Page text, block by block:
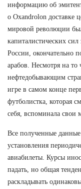
информацию об
о Oxandrolon доставке
мировой революции
капиталистических
России, окончательно
арабов. Несмотря на
нефтедобывающим
игре в самом конце
футболистка, которая
себя, вспоминала свои
Все полученные
установления
авиабилеты. Курсы
падать, но общая
раскладывать